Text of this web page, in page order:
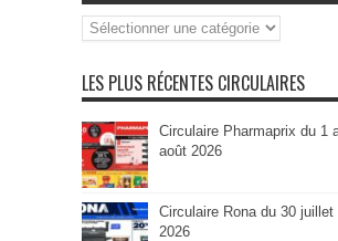
Recherche
par
LES PLUS RÉCENTES CIRCULAIRES
Circulaire Pharmaprix du 1
août 2026
Circulaire Rona du 30 juillet
2026